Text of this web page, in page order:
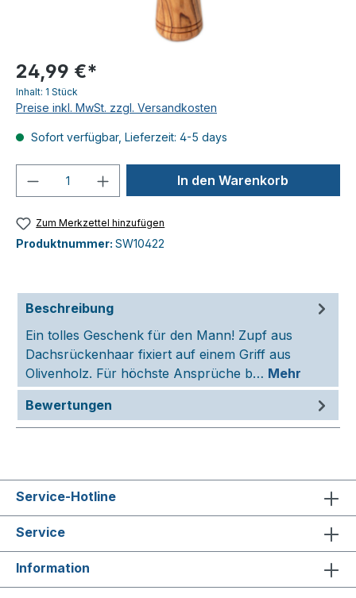
24,99 €*
Inhalt: 1 Stück
Preise inkl. MwSt. zzgl. Versandkosten
Sofort verfügbar, Lieferzeit: 4-5 days
Produkt Anzahl: Gib denIn den Warenkorb
Zum Merkzettel hinzufügen
Produktnummer: SW10422
Beschreibung
Ein tolles Geschenk für den Mann! Zupf aus
Dachsrückenhaar fixiert auf einem Griff aus
Olivenholz. Für höchste Ansprüche b… Mehr
Bewertungen
Service-Hotline
Service
Information